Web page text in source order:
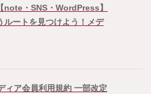
note・SNS・WordPress】
ルートを見つけよう！メデ
ィア会員利用規約 一部改定